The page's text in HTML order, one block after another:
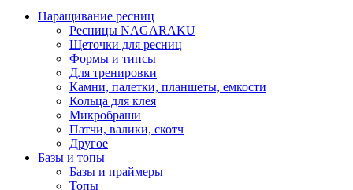
Наращивание ресниц
Ресницы NAGARAKU
Щеточки для ресниц
Формы и типсы
Для тренировки
Камни, палетки, планшеты, емкости
Кольца для клея
Микробраши
Патчи, валики, скотч
Другое
Базы и топы
Базы и праймеры
Топы